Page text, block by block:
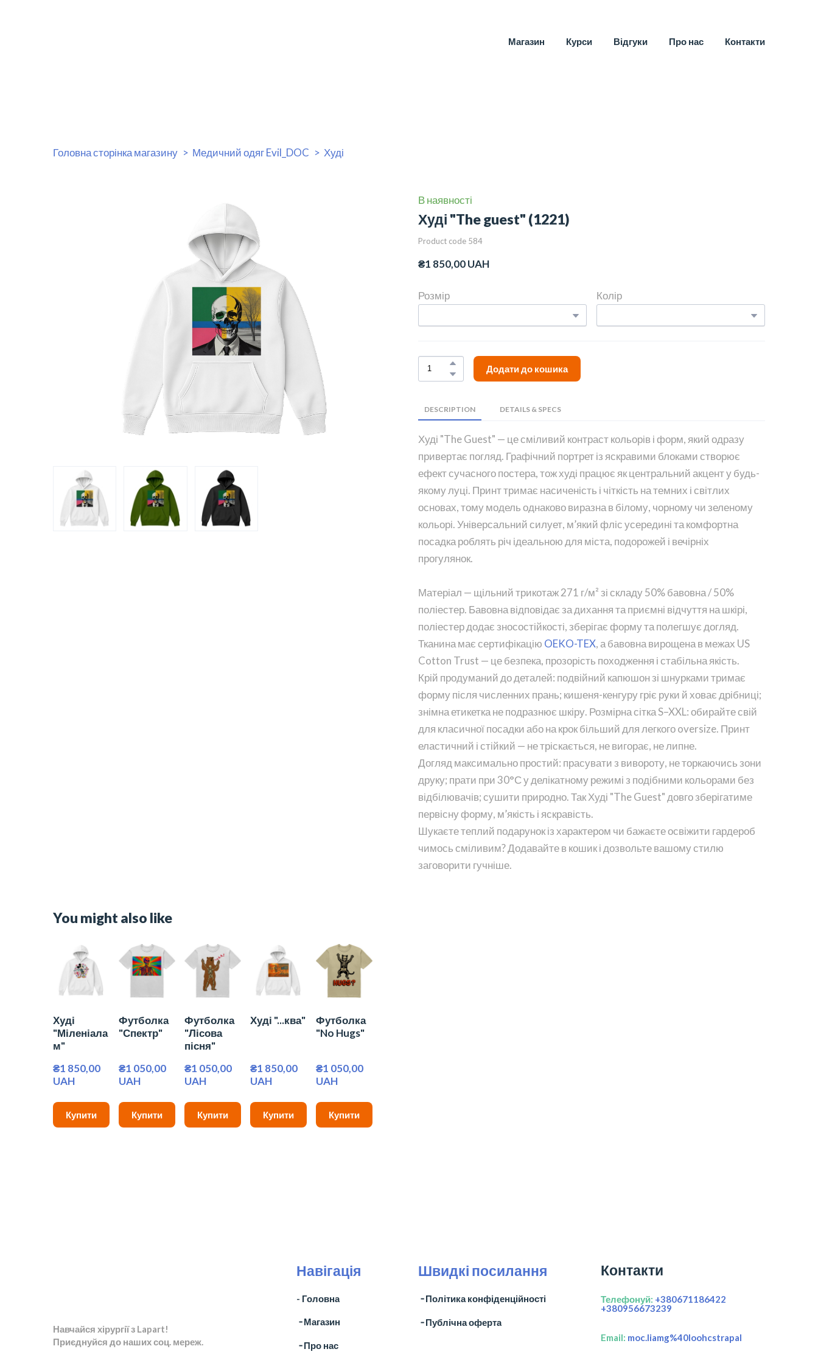
Магазин Курси Відгуки Про нас Контакти
Головна сторінка магазину Медичний одяг Evil_DOC Худі
В наявності
Худі "The guest" (1221)
Product code 584
₴1 850,00 UAH
Розмір Колір
Додати до кошика
DESCRIPTION DETAILS & SPECS
Худі "The Guest" — це сміливий контраст кольорів і форм, який одразу
привертає погляд. Графічний портрет із яскравими блоками створює
ефект сучасного постера, тож худі працює як центральний акцент у будь-
якому луці. Принт тримає насиченість і чіткість на темних і світлих
основах, тому модель однаково виразна в білому, чорному чи зеленому
кольорі. Універсальний силует, м’який фліс усередині та комфортна
посадка роблять річ ідеальною для міста, подорожей і вечірніх
прогулянок.
Матеріал — щільний трикотаж 271 г/м² зі складу 50% бавовна / 50%
поліестер. Бавовна відповідає за дихання та приємні відчуття на шкірі,
поліестер додає зносостійкості, зберігає форму та полегшує догляд.
Тканина має сертифікацію OEKO-TEX, а бавовна вирощена в межах US
Cotton Trust — це безпека, прозорість походження і стабільна якість.
Крій продуманий до деталей: подвійний капюшон зі шнурками тримає
форму після численних прань; кишеня-кенгуру гріє руки й ховає дрібниці;
знімна етикетка не подразнює шкіру. Розмірна сітка S–XXL: обирайте свій
для класичної посадки або на крок більший для легкого oversize. Принт
еластичний і стійкий — не тріскається, не вигорає, не липне.
Догляд максимально простий: прасувати з вивороту, не торкаючись зони
друку; прати при 30°С у делікатному режимі з подібними кольорами без
відбілювачів; сушити природно. Так Худі "The Guest" довго зберігатиме
первісну форму, м’якість і яскравість.
Шукаєте теплий подарунок із характером чи бажаєте освіжити гардероб
чимось сміливим? Додавайте в кошик і дозвольте вашому стилю
заговорити гучніше.
You might also like
Худі
"Міленіала
м"
₴1 850,00
UAH
Купити
Футболка
"Спектр"
₴1 050,00
UAH
Купити
Футболка
"Лісова
пісня"
₴1 050,00
UAH
Купити
Худі "...ква"
₴1 850,00
UAH
Купити
Футболка
"No Hugs"
₴1 050,00
UAH
Купити
Навчайся хірургії з Lapart!
Приєднуйся до наших соц. мереж.
Навігація
- Головна
╶ Магазин
╶ Про нас
Швидкі посилання
╶ Політика конфіденційності
╶ Публічна оферта
Контакти
Телефонуй: +380671186422
+380956673239
Email: moc.liamg%40loohcstrapal